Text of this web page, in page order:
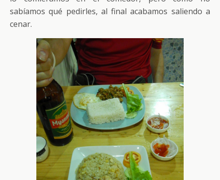
sabíamos qué pedirles, al final acabamos saliendo a
cenar.